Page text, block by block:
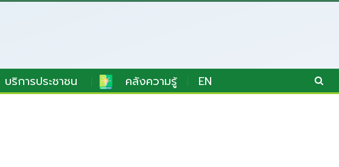
บริการประชาชน คลังความรู้ EN